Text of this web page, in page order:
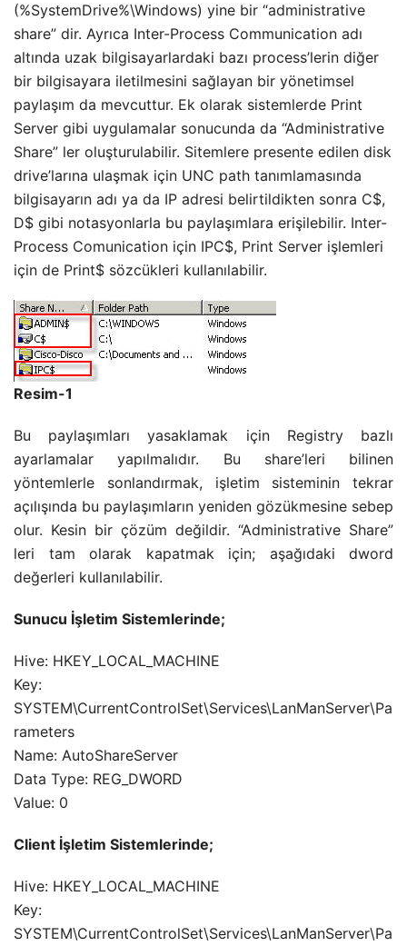
(%SystemDrive%\Windows) yine bir “administrative
share” dir. Ayrıca Inter-Process Communication adı
altında uzak bilgisayarlardaki bazı process’lerin diğer
bir bilgisayara iletilmesini sağlayan bir yönetimsel
paylaşım da mevcuttur. Ek olarak sistemlerde Print
Server gibi uygulamalar sonucunda da “Administrative
Share” ler oluşturulabilir. Sitemlere presente edilen disk
drive’larına ulaşmak için UNC path tanımlamasında
bilgisayarın adı ya da IP adresi belirtildikten sonra C$,
D$ gibi notasyonlarla bu paylaşımlara erişilebilir. Inter-
Process Comunication için IPC$, Print Server işlemleri
için de Print$ sözcükleri kullanılabilir.
Resim-1
Bu paylaşımları yasaklamak için Registry bazlı
ayarlamalar yapılmalıdır. Bu share’leri bilinen
yöntemlerle sonlandırmak, işletim sisteminin tekrar
açılışında bu paylaşımların yeniden gözükmesine sebep
olur. Kesin bir çözüm değildir. “Administrative Share”
leri tam olarak kapatmak için; aşağıdaki dword
değerleri kullanılabilir.
Sunucu İşletim Sistemlerinde;
Hive: HKEY_LOCAL_MACHINE
Key:
SYSTEM\CurrentControlSet\Services\LanManServer\Pa
rameters
Name: AutoShareServer
Data Type: REG_DWORD
Value: 0
Client İşletim Sistemlerinde;
Hive: HKEY_LOCAL_MACHINE
Key:
SYSTEM\CurrentControlSet\Services\LanManServer\Pa